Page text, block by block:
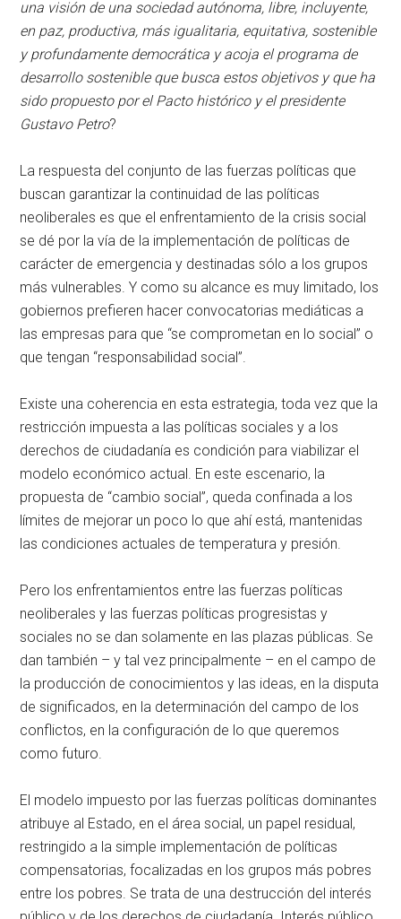
una visión de una sociedad autónoma, libre, incluyente,
en paz, productiva, más igualitaria, equitativa, sostenible
y profundamente democrática y acoja el programa de
desarrollo sostenible que busca estos objetivos y que ha
sido propuesto por el Pacto histórico y el presidente
Gustavo Petro?
La respuesta del conjunto de las fuerzas políticas que
buscan garantizar la continuidad de las políticas
neoliberales es que el enfrentamiento de la crisis social
se dé por la vía de la implementación de políticas de
carácter de emergencia y destinadas sólo a los grupos
más vulnerables. Y como su alcance es muy limitado, los
gobiernos prefieren hacer convocatorias mediáticas a
las empresas para que “se comprometan en lo social” o
que tengan “responsabilidad social”.
Existe una coherencia en esta estrategia, toda vez que la
restricción impuesta a las políticas sociales y a los
derechos de ciudadanía es condición para viabilizar el
modelo económico actual. En este escenario, la
propuesta de “cambio social”, queda confinada a los
límites de mejorar un poco lo que ahí está, mantenidas
las condiciones actuales de temperatura y presión.
Pero los enfrentamientos entre las fuerzas políticas
neoliberales y las fuerzas políticas progresistas y
sociales no se dan solamente en las plazas públicas. Se
dan también – y tal vez principalmente – en el campo de
la producción de conocimientos y las ideas, en la disputa
de significados, en la determinación del campo de los
conflictos, en la configuración de lo que queremos
como futuro.
El modelo impuesto por las fuerzas políticas dominantes
atribuye al Estado, en el área social, un papel residual,
restringido a la simple implementación de políticas
compensatorias, focalizadas en los grupos más pobres
entre los pobres. Se trata de una destrucción del interés